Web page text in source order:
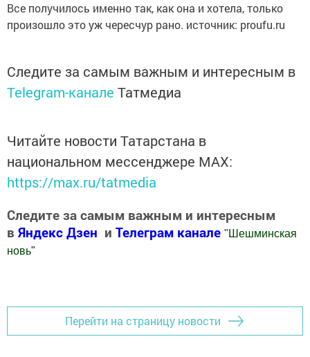
Все получилось именно так, как она и хотела, только
произошло это уж чересчур рано. источник: proufu.ru
Следите за самым важным и интересным в
Telegram-канале Татмедиа
Читайте новости Татарстана в
национальном мессенджере MАХ:
https://max.ru/tatmedia
Следите за самым важным и интересным
в Яндекс Дзен и Телеграм канале " Шешминская
новь"
Перейти на страницу новости